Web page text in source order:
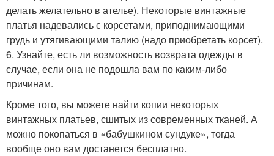
делать желательно в ателье). Некоторые винтажные
платья надевались с корсетами, приподнимающими
грудь и утягивающими талию (надо приобретать корсет).
6. Узнайте, есть ли возможность возврата одежды в
случае, если она не подошла вам по каким-либо
причинам.
Кроме того, вы можете найти копии некоторых
винтажных платьев, сшитых из современных тканей. А
можно покопаться в «бабушкином сундуке», тогда
вообще оно вам достанется бесплатно.